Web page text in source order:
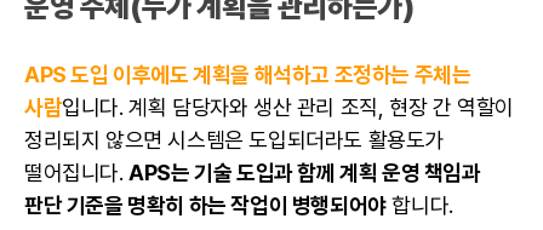
APS 도입 이후에도 계획을 해석하고 조정하는 주체는
사람입니다. 계획 담당자와 생산 관리 조직, 현장 간 역할이
정리되지 않으면 시스템은 도입되더라도 활용도가
떨어집니다.APS는 기술 도입과 함께 계획 운영 책임과
판단 기준을 명확히 하는 작업이 병행되어야합니다.